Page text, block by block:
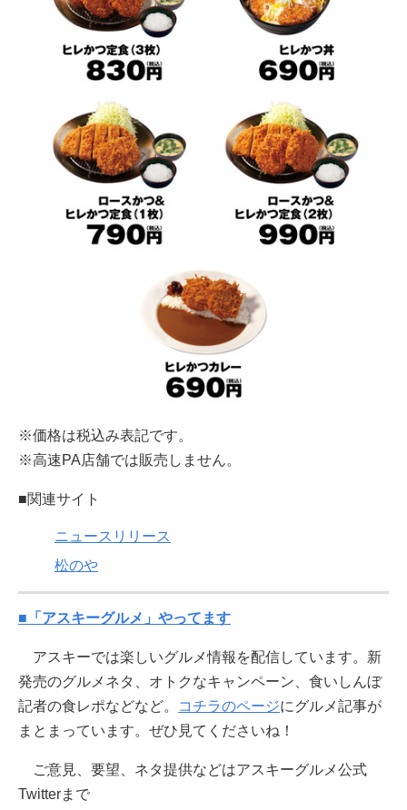
※価格は税込み表記です。
※高速PA店舗では販売しません。
■関連サイト
ニュースリリース
松のや
■「アスキーグルメ」やってます
アスキーでは楽しいグルメ情報を配信しています。新
発売のグルメネタ、オトクなキャンペーン、食いしんぼ
記者の食レポなどなど。
コチラのページにグルメ記事が
まとまっています。ぜひ見てくださいね！
ご意見、要望、ネタ提供などはアスキーグルメ公式
Twitterまで